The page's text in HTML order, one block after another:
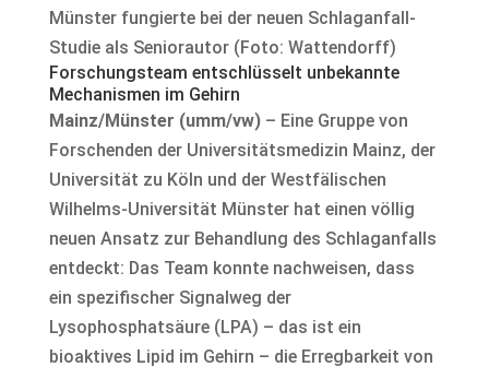
Münster fungierte bei der neuen Schlaganfall-
Studie als Seniorautor (Foto: Wattendorff)
Forschungsteam entschlüsselt unbekannte
Mechanismen im Gehirn
Mainz/Münster (umm/vw)– Eine Gruppe von
Forschenden der Universitätsmedizin Mainz, der
Universität zu Köln und der Westfälischen
Wilhelms-Universität Münster hat einen völlig
neuen Ansatz zur Behandlung des Schlaganfalls
entdeckt: Das Team konnte nachweisen, dass
ein spezifischer Signalweg der
Lysophosphatsäure (LPA) – das ist ein
bioaktives Lipid im Gehirn – die Erregbarkeit von